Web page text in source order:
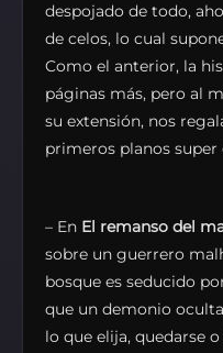
despojado de todo,
de celos, lo cual
Como el anterior, la
páginas más, pero al
su extensión, nos
primeros planos super
– En El remanso del
sobre un guerrero
bosque es seducido
que un demonio
lo que elija, quedarse